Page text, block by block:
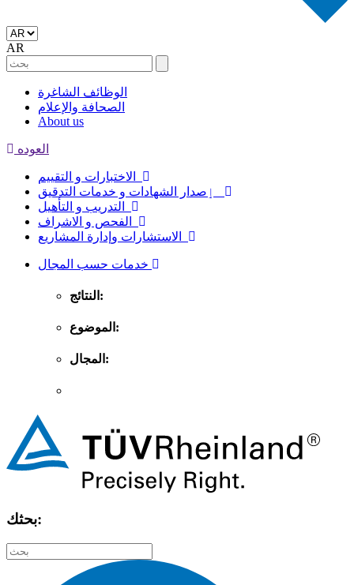
AR
الوظائف الشاغرة
الصحافة والإعلام
About us
العوده
النتائج:
الموضوع:
المجال:
بحثك: